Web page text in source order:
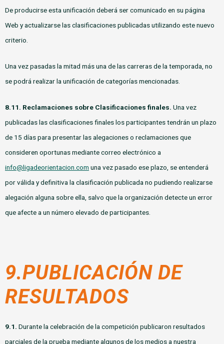
De producirse esta unificación deberá ser comunicado en su página
Web y actualizarse las clasificaciones publicadas utilizando este nuevo
criterio.
Una vez pasadas la mitad más una de las carreras de la temporada, no
se podrá realizar la unificación de categorías mencionadas.
8.11. Reclamaciones sobre Clasificaciones finales. Una vez
publicadas las clasificaciones finales los participantes tendrán un plazo
de 15 días para presentar las alegaciones o reclamaciones que
consideren oportunas mediante correo electrónico a
info@ligadeorientacion.com una vez pasado ese plazo, se entenderá
por válida y definitiva la clasificación publicada no pudiendo realizarse
alegación alguna sobre ella, salvo que la organización detecte un error
que afecte a un número elevado de participantes.
9.PUBLICACIÓN DE
RESULTADOS
9.1. Durante la celebración de la competición publicaron resultados
parciales de la prueba mediante algunos de los medios a nuestra